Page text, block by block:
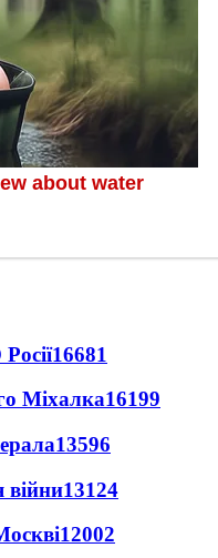
16681
Міхалка16199
13596
13124
12002